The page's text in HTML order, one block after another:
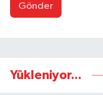
Gönder
Yükleniyor...